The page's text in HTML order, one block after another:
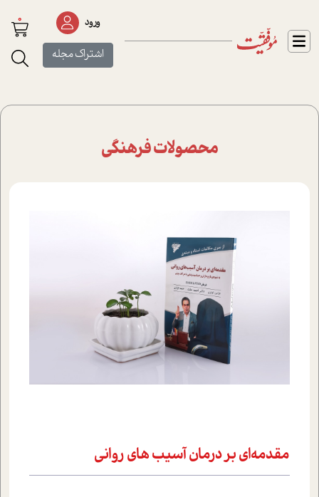
ورود
اشتراک مجله
0
محصولات فرهنگی
مقدمه‌ای بر درمان آسیب های روانی